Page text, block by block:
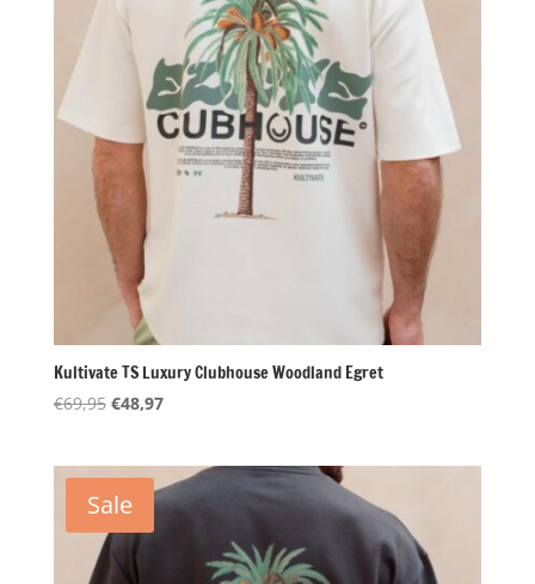
Kultivate TS Luxury Clubhouse Woodland Egret
€69,95 Oorspronkelijke
€69,95.
€48,97Huidige
€48,97.
Sale